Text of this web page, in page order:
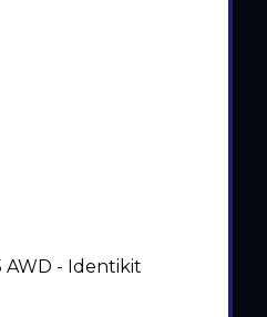
AWD - Identikit